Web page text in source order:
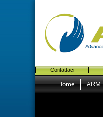
Contattaci
Home ARM